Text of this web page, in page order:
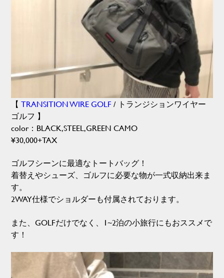
【TRANSITION WIRE GOLF / トランジションワイヤー
ゴルフ 】
color：BLACK,STEEL,GREEN CAMO
¥30,000+TAX
ゴルフシーンに最適なトートバッグ！
着替えやシューズ、ゴルフに必要な物が一式収納出来ま
す。
2WAY仕様でショルダーも付属されております。
また、GOLFだけでなく、1~2泊の小旅行にもおススメで
す！